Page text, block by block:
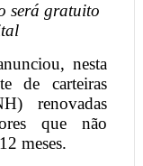
será gratuito
nesta
de carteiras
renovadas
que não
meses.